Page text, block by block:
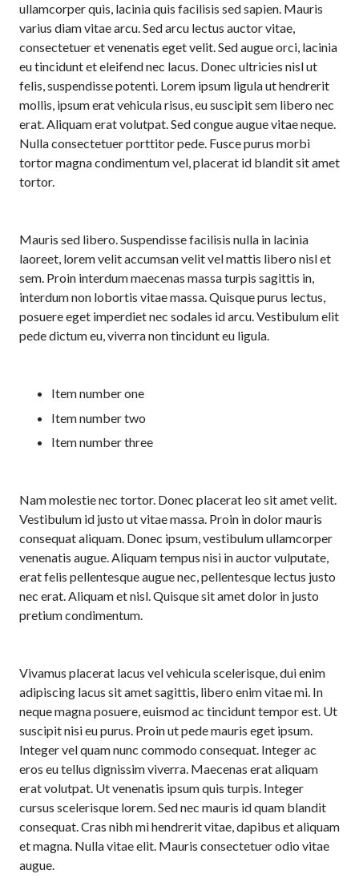
ullamcorper quis, lacinia quis facilisis sed sapien. Mauris
varius diam vitae arcu. Sed arcu lectus auctor vitae,
consectetuer et venenatis eget velit. Sed augue orci, lacinia
eu tincidunt et eleifend nec lacus. Donec ultricies nisl ut
felis, suspendisse potenti. Lorem ipsum ligula ut hendrerit
mollis, ipsum erat vehicula risus, eu suscipit sem libero nec
erat. Aliquam erat volutpat. Sed congue augue vitae neque.
Nulla consectetuer porttitor pede. Fusce purus morbi
tortor magna condimentum vel, placerat id blandit sit amet
tortor.
Mauris sed libero. Suspendisse facilisis nulla in lacinia
laoreet, lorem velit accumsan velit vel mattis libero nisl et
sem. Proin interdum maecenas massa turpis sagittis in,
interdum non lobortis vitae massa. Quisque purus lectus,
posuere eget imperdiet nec sodales id arcu. Vestibulum elit
pede dictum eu, viverra non tincidunt eu ligula.
Item number one
Item number two
Item number three
Nam molestie nec tortor. Donec placerat leo sit amet velit.
Vestibulum id justo ut vitae massa. Proin in dolor mauris
consequat aliquam. Donec ipsum, vestibulum ullamcorper
venenatis augue. Aliquam tempus nisi in auctor vulputate,
erat felis pellentesque augue nec, pellentesque lectus justo
nec erat. Aliquam et nisl. Quisque sit amet dolor in justo
pretium condimentum.
Vivamus placerat lacus vel vehicula scelerisque, dui enim
adipiscing lacus sit amet sagittis, libero enim vitae mi. In
neque magna posuere, euismod ac tincidunt tempor est. Ut
suscipit nisi eu purus. Proin ut pede mauris eget ipsum.
Integer vel quam nunc commodo consequat. Integer ac
eros eu tellus dignissim viverra. Maecenas erat aliquam
erat volutpat. Ut venenatis ipsum quis turpis. Integer
cursus scelerisque lorem. Sed nec mauris id quam blandit
consequat. Cras nibh mi hendrerit vitae, dapibus et aliquam
et magna. Nulla vitae elit. Mauris consectetuer odio vitae
augue.